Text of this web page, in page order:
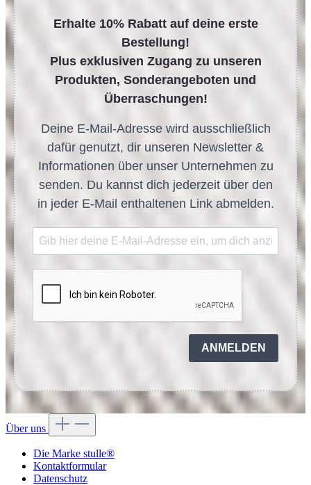
Erhalte 10% Rabatt auf deine erste
Bestellung!
Plus exklusiven Zugang zu unseren
Produkten, Sonderangeboten und
Überraschungen!
Deine E-Mail-Adresse wird ausschließlich
dafür genutzt, dir unseren Newsletter &
Informationen über unser Unternehmen zu
senden. Du kannst dich jederzeit über den
in jeder E-Mail enthaltenen Link abmelden.
ANMELDEN
Über uns
Die Marke stulle®
Kontaktformular
Datenschutz